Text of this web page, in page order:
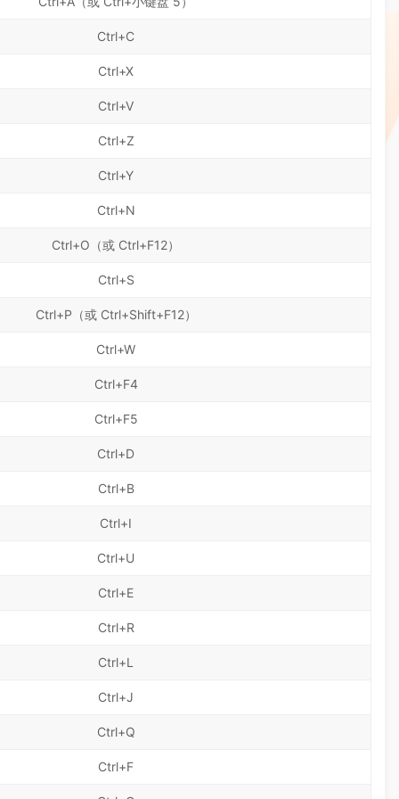
Ctrl+C
Ctrl+X
Ctrl+V
Ctrl+Z
Ctrl+Y
Ctrl+N
Ctrl+O（或 Ctrl+F12）
Ctrl+S
Ctrl+P（或 Ctrl+Shift+F12）
Ctrl+W
Ctrl+F4
Ctrl+F5
Ctrl+D
Ctrl+B
Ctrl+I
Ctrl+U
Ctrl+E
Ctrl+R
Ctrl+L
Ctrl+J
Ctrl+Q
Ctrl+F